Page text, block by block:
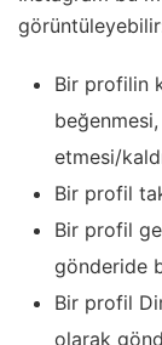
Bir profilin
etmesi/
Bir profil
Bir profil
gönderide
Bir profil
olarak